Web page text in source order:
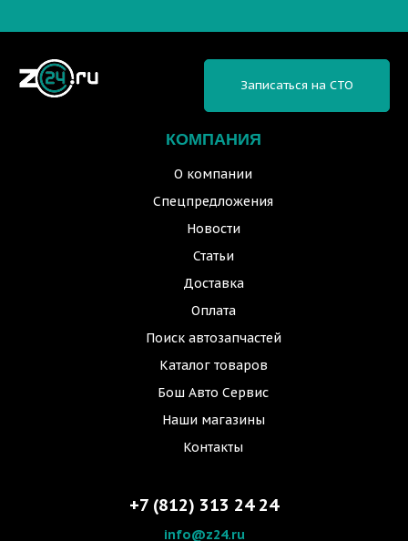
КОМПАНИЯ
О компании
Спецпредложения
Новости
Статьи
Доставка
Оплата
Поиск автозапчастей
Каталог товаров
Бош Авто Сервис
Наши магазины
Контакты
Записаться на СТО
+7 (812) 313 24 24
info@z24.ru